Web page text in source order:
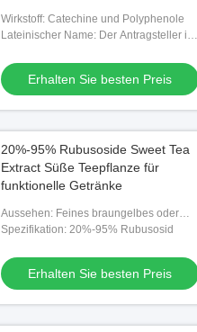
Wirkstoff: Catechine und Polyphenole
Lateinischer Name: Der Antragsteller ist
Informationen zu übermitteln.
Erhalten Sie besten Preis
20%-95% Rubusoside Sweet Tea
Extract Süße Teepflanze für
funktionelle Getränke
Aussehen: Feines braungelbes oder
weißes Pulver
Spezifikation: 20%-95% Rubusosid
Erhalten Sie besten Preis